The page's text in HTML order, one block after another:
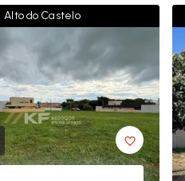
Alto do Castelo